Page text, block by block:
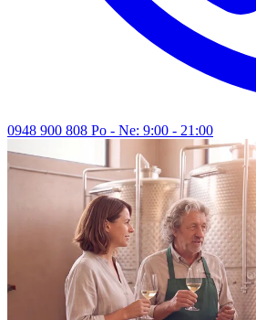
0948 900 808 Po - Ne: 9:00 - 21:00